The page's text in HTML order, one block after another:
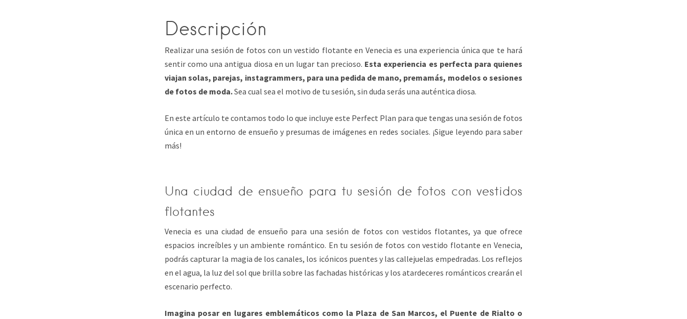
Descripción
Realizar una sesión de fotos con un vestido flotante en Venecia es una experiencia única que te hará
sentir como una antigua diosa en un lugar tan precioso. Esta experiencia es perfecta para quienes
viajan solas, parejas, instagrammers, para una pedida de mano, premamás, modelos o sesiones
de fotos de moda.Sea cual sea el motivo de tu sesión, sin duda serás una auténtica diosa.
En este artículo te contamos todo lo que incluye este Perfect Plan para que tengas una sesión de fotos
única en un entorno de ensueño y presumas de imágenes en redes sociales. ¡Sigue leyendo para saber
más!
Una ciudad de ensueño para tu sesión de fotos con vestidos
flotantes
Venecia es una ciudad de ensueño para una sesión de fotos con vestidos flotantes, ya que ofrece
espacios increíbles y un ambiente romántico. En tu sesión de fotos con vestido flotante en Venecia,
podrás capturar la magia de los canales, los icónicos puentes y las callejuelas empedradas. Los reflejos
en el agua, la luz del sol que brilla sobre las fachadas históricas y los atardeceres románticos crearán el
escenario perfecto.
Imagina posar en lugares emblemáticos como la Plaza de San Marcos, el Puente de Rialto o